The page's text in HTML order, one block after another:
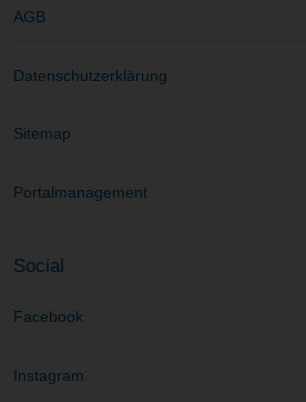
AGB
Datenschutzerklärung
Sitemap
Portalmanagement
Social
Facebook
Instagram